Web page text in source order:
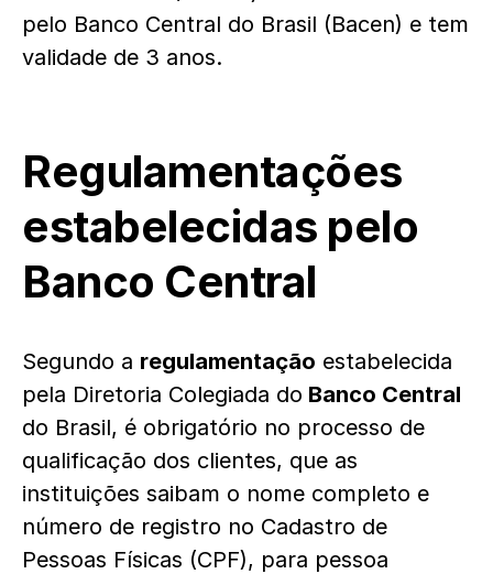
pelo Banco Central do Brasil (Bacen) e tem
validade de 3 anos.
Regulamentações
estabelecidas pelo
Banco Central
Segundo a regulamentação estabelecida
pela Diretoria Colegiada do Banco Central
do Brasil, é obrigatório no processo de
qualificação dos clientes, que as
instituições saibam o nome completo e
número de registro no Cadastro de
Pessoas Físicas (CPF), para pessoa